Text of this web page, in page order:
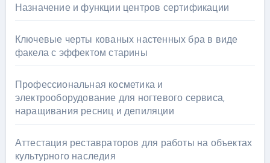
Назначение и функции центров сертификации
Ключевые черты кованых настенных бра в виде
факела с эффектом старины
Профессиональная косметика и
электрооборудование для ногтевого сервиса,
наращивания ресниц и депиляции
Аттестация реставраторов для работы на объектах
культурного наследия